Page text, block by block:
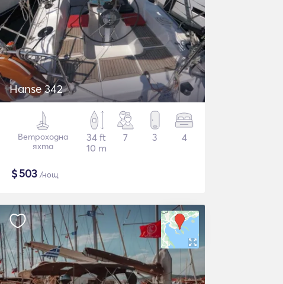
Hanse 342
Ветроходна
яхта
34 ft
10 m
7 3 4
$503 /нощ